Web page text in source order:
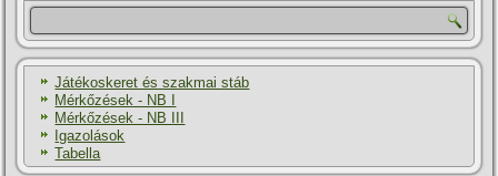
Játékoskeret és szakmai stáb
Mérkőzések - NB I
Mérkőzések - NB III
Igazolások
Tabella